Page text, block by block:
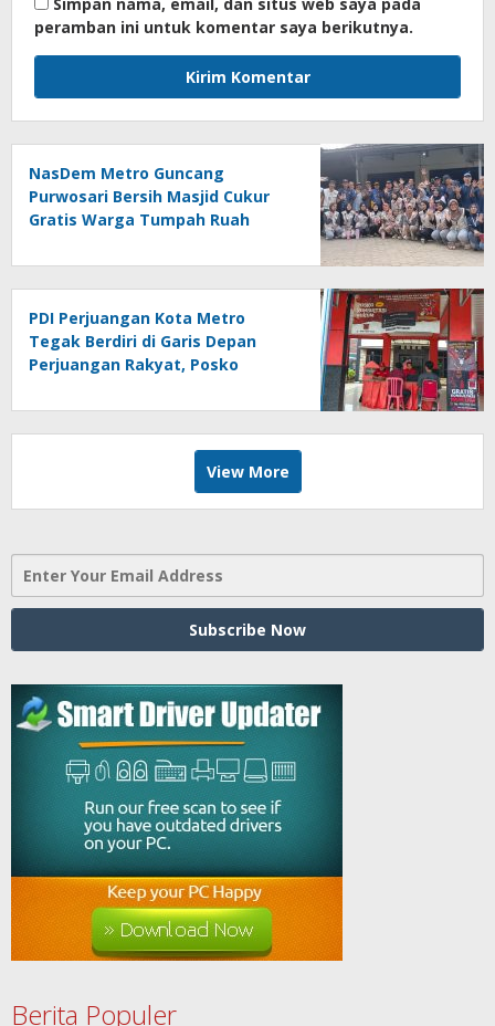
peramban ini untuk komentar saya berikutnya.
NasDem Metro Guncang
Purwosari Bersih Masjid Cukur
Gratis Warga Tumpah Ruah
PDI Perjuangan Kota Metro
Tegak Berdiri di Garis Depan
Perjuangan Rakyat, Posko
Jumat, BBHAR Siap Dibentuk
View More
Berita Populer